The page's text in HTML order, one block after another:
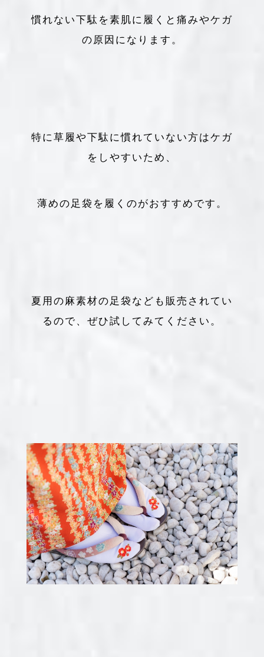
慣れない下駄を素肌に履くと痛みやケガ
の原因になります。
特に草履や下駄に慣れていない方はケガ
をしやすいため、
薄めの足袋を履くのがおすすめです。
夏用の麻素材の足袋なども販売されてい
るので、ぜひ試してみてください。